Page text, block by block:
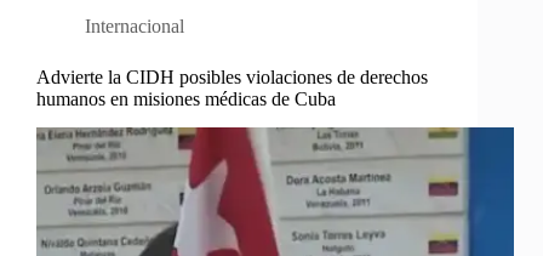
Internacional
Advierte la CIDH posibles violaciones de derechos
humanos en misiones médicas de Cuba